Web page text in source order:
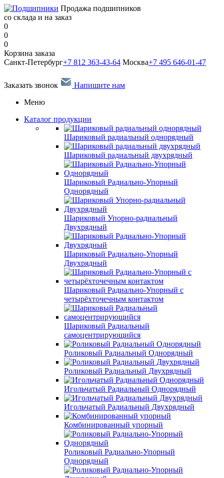
Продажа подшипников
со склада и на заказ
0
0
0
Корзина заказа
Санкт-Петербург+7 812 363-43-64 Москва+7 495 646-01-47
Заказать звонок
Напишите нам
Меню
Каталог продукции
Шариковый радиальный однорядный
Шариковый радиальный двухрядный
Шариковый Радиально-Упорный
Однорядный
Шариковый Упорно-радиальный
Двухрядный
Шариковый Радиально-Упорный
Двухрядный
Шариковый Радиально-Упорный с
четырёхточечным контактом
Шариковый Радиальный
самоцентрирующийся
Роликовый Радиальный Однорядный
Роликовый Радиальный Двухрядный
Игольчатый Радиальный Однорядный
Игольчатый Радиальный Двухрядный
Комбинированный упорный
Роликовый Радиально-Упорный
Однорядный